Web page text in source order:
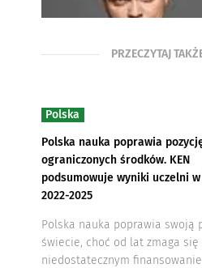
PRZECZYTAJ
Polska
Polska nauka poprawia
ograniczonych środków. KEN
podsumowuje wyniki uczelni
2022-2025
Polska nauka poprawia swoją
świecie, choć od lat zmaga się
niedostatecznym